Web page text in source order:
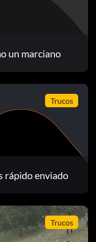
un marciano
Trucos
rápido enviado
Trucos